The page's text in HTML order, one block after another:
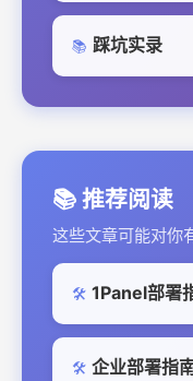
📚 踩坑实录
📚 推荐阅读
这些文章可能对你
🛠️ 1Panel部署
🛠️ 企业部署指